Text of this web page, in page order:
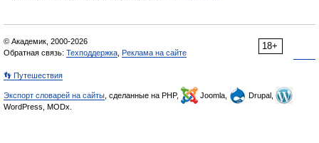
18+
© Академик, 2000-2026
Обратная связь: Техподдержка, Реклама на сайте
👣 Путешествия
Экспорт словарей на сайты, сделанные на PHP, Joomla,
Drupal,
WordPress, MODx.